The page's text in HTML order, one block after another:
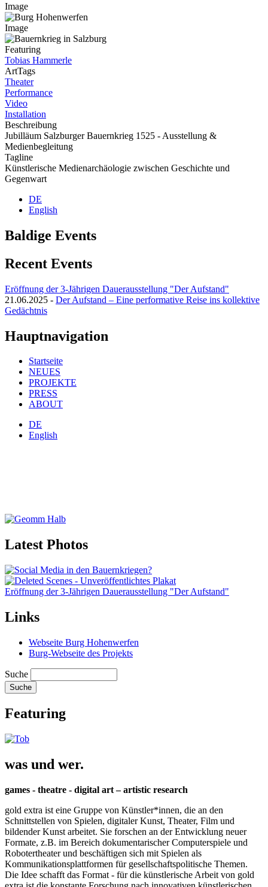
Image
Image
Featuring
Tobias Hammerle
ArtTags
Theater
Performance
Video
Installation
Beschreibung
Jubilläum Salzburger Bauernkrieg 1525 - Ausstellung &
Medienbegleitung
Tagline
Künstlerische Medienarchäologie zwischen Geschichte und
Gegenwart
DE
English
Baldige Events
Recent Events
Eröffnung der 3-Jährigen Dauerausstellung "Der Aufstand"
21.06.2025 - Der Aufstand – Eine performative Reise ins kollektive
Gedächtnis
Hauptnavigation
Startseite
NEUES
PROJEKTE
PRESS
ABOUT
DE
English
Latest Photos
Eröffnung der 3-Jährigen Dauerausstellung "Der Aufstand"
Links
Webseite Burg Hohenwerfen
Burg-Webseite des Projekts
Suche
Featuring
was und wer.
games - theatre - digital art – artistic research
gold extra ist eine Gruppe von Künstler*innen, die an den
Schnittstellen von Spielen, digitaler Kunst, Theater, Film und
bildender Kunst arbeitet. Sie forschen an der Entwicklung neuer
Formate, z.B. im Bereich dokumentarischer Computerspiele und
Robotertheater und beschäftigen sich mit Spielen als
Kommunikationsplattformen für gesellschaftspolitische Themen.
Die Idee schafft das Format - für die künstlerische Arbeit von gold